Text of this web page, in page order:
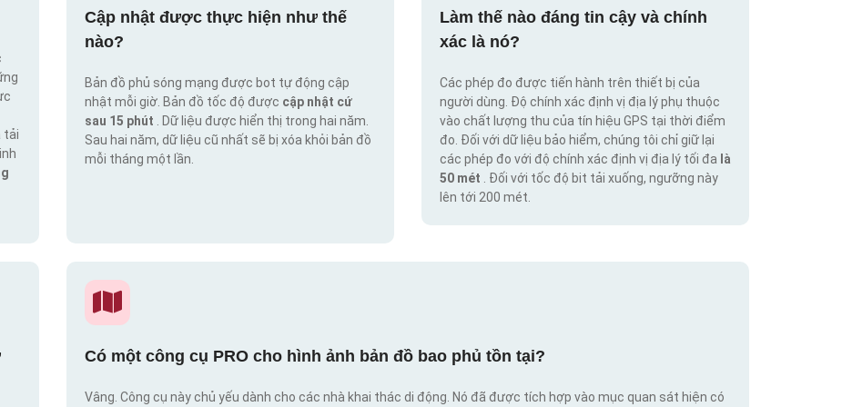
tải
Cập nhật được thực hiện như thế
nào?
Bản đồ phủ sóng mạng được bot tự động cập
nhật mỗi giờ. Bản đồ tốc độ được cập nhật cứ
sau 15 phút
. Dữ liệu được hiển thị trong hai năm.
Sau hai năm, dữ liệu cũ nhất sẽ bị xóa khỏi bản đồ
mỗi tháng một lần.
Làm thế nào đáng tin cậy và chính
xác là nó?
Các phép đo được tiến hành trên thiết bị của
người dùng. Độ chính xác định vị địa lý phụ thuộc
vào chất lượng thu của tín hiệu GPS tại thời điểm
đo. Đối với dữ liệu bảo hiểm, chúng tôi chỉ giữ lại
các phép đo với độ chính xác định vị địa lý tối đa là
50 mét
. Đối với tốc độ bit tải xuống, ngưỡng này
lên tới 200 mét.
Có một công cụ PRO cho hình ảnh bản đồ bao phủ tồn tại?
Vâng. Công cụ này chủ yếu dành cho các nhà khai thác di động. Nó đã được tích hợp vào mục quan sát hiện có